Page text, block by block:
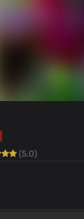
(5.0)